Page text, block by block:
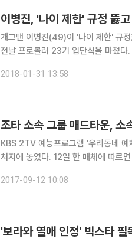
이병진, '나이 제한' 규정 뚫
개그맨 이병진(49)이 '나이 제한' 규정을 뚫고 프로볼러
전날 프로볼러 23기 입단식을 마쳤
과거 KBS 2TV 예능프로그램 '우리동
2018-01-31 13:58
KBS 2TV 예능프로그램 '우리동네 예
처지에 놓였다. 12일 한 매체에 따르면 무스, 버피, 이건, 조타, 허준, 호, 대원 등 매드타운 멤버 7명
분 신청을 낸 상태며 빠르면 이달 법
2017-09-12 10:08